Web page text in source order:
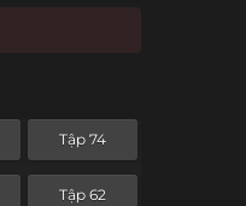
Tập 74
Tập 62